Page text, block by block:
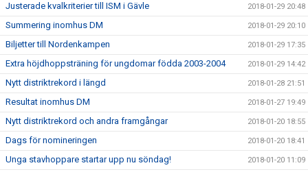
Justerade kvalkriterier till ISM i Gävle 2018-01-29 20:48
Summering inomhus DM 2018-01-29 20:10
Biljetter till Nordenkampen 2018-01-29 17:35
Extra höjdhoppsträning för ungdomar födda 2003-2004 2018-01-29 14:42
Nytt distriktrekord i längd 2018-01-28 21:51
Resultat inomhus DM 2018-01-27 19:49
Nytt distriktrekord och andra framgångar 2018-01-20 18:55
Dags för nomineringen 2018-01-20 18:41
Unga stavhoppare startar upp nu söndag! 2018-01-20 11:09